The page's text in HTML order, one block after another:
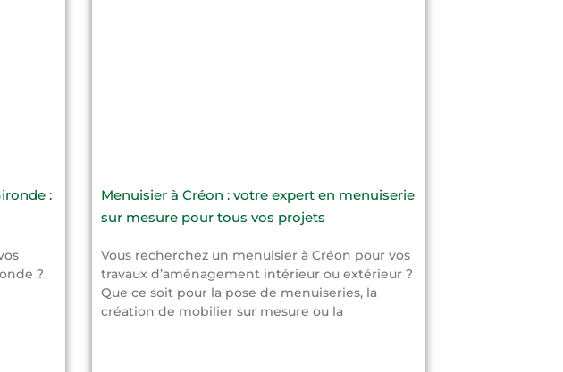
:
?
Menuisier à Créon : votre expert en menuiserie
sur mesure pour tous vos projets
Vous recherchez un menuisier à Créon pour vos
travaux d’aménagement intérieur ou extérieur ?
Que ce soit pour la pose de menuiseries, la
création de mobilier sur mesure ou la